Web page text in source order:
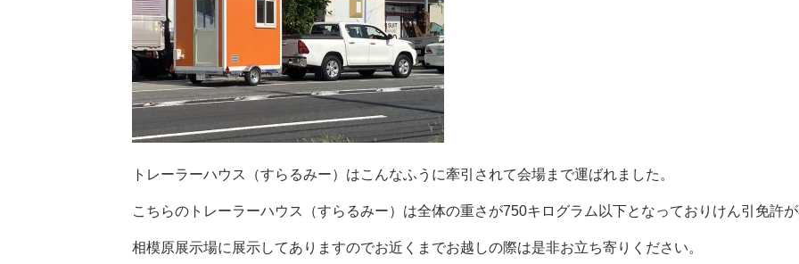
トレーラーハウス（すらるみー）はこんなふうに牽引されて会場まで運ばれました。
こちらのトレーラーハウス（すらるみー）は全体の重さが750キログラム以下となっておりけん引免許が
相模原展示場に展示してありますのでお近くまでお越しの際は是非お立ち寄りください。